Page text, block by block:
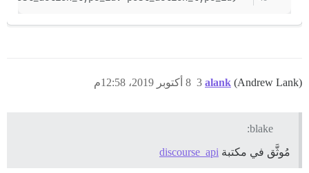
alank (Andrew Lank) 8 أكتوبر 2019، 12:58م 3
blake:
مُوثَّق في مكتبة discourse_api